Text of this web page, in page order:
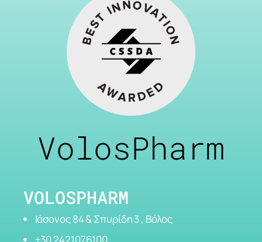
VolosPharm
VOLOSPHARM
Ιάσονος 84 & Σπυρίδη 3 , Βόλος